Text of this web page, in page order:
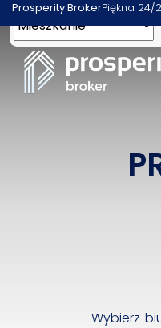
Prosperity BrokerPiękna 24/
Wybierz